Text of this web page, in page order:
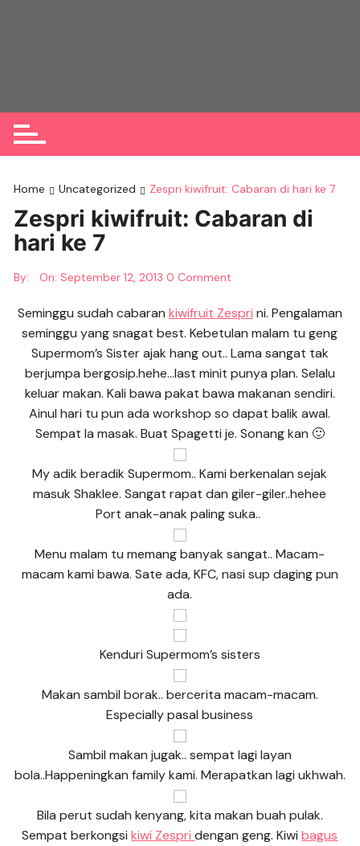
Home Uncategorized Zespri kiwifruit: Cabaran di hari ke 7
Zespri kiwifruit: Cabaran di
hari ke 7
By: On:September 12, 2013 0 Comment
Seminggu sudah cabaran kiwifruit Zespri ni. Pengalaman
seminggu yang snagat best. Kebetulan malam tu geng
Supermom’s Sister ajak hang out.. Lama sangat tak
berjumpa bergosip.hehe…last minit punya plan. Selalu
keluar makan. Kali bawa pakat bawa makanan sendiri.
Ainul hari tu pun ada workshop so dapat balik awal.
Sempat la masak. Buat Spagetti je. Sonang kan 🙂
My adik beradik Supermom.. Kami berkenalan sejak
masuk Shaklee. Sangat rapat dan giler-giler..hehee
Port anak-anak paling suka..
Menu malam tu memang banyak sangat.. Macam-
macam kami bawa. Sate ada, KFC, nasi sup daging pun
ada.
Kenduri Supermom’s sisters
Makan sambil borak.. bercerita macam-macam.
Especially pasal business
Sambil makan jugak.. sempat lagi layan
bola..Happeningkan family kami. Merapatkan lagi ukhwah.
Bila perut sudah kenyang, kita makan buah pulak.
Sempat berkongsikiwi Zespridengan geng. Kiwibagus